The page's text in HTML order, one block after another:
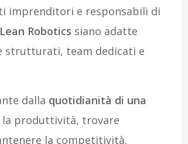
imprenditori e responsabili di
Lean Robotics siano adatte
strutturati, team dedicati e
dalla quotidianità di una
la produttività, trovare
la competitività.